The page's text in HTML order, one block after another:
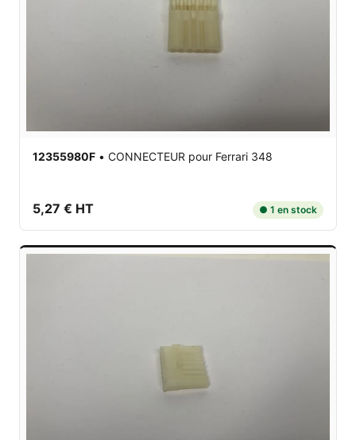
12355980F • CONNECTEUR pour Ferrari 348
5,27 € HT ● 1 en stock